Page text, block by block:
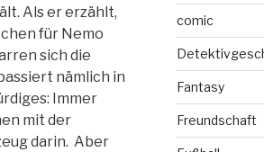
Als er erzählt,
für Nemo
sich die
nämlich in
Immer
mit der
darin. Aber
comic
Fantasy
Freundschaft